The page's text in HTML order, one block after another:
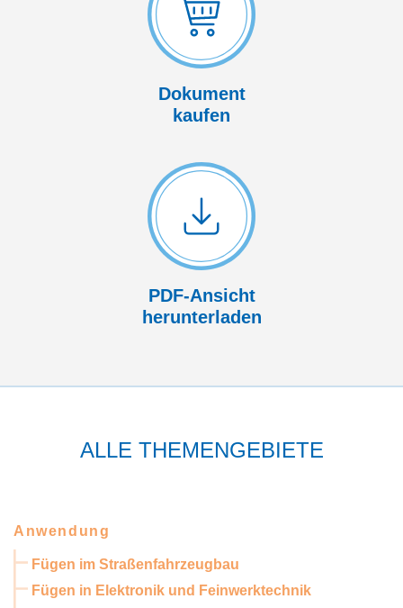
Dokument
kaufen
PDF-Ansicht
herunterladen
ALLE THEMENGEBIETE
Anwendung
Fügen im Straßenfahrzeugbau
Fügen in Elektronik und Feinwerktechnik